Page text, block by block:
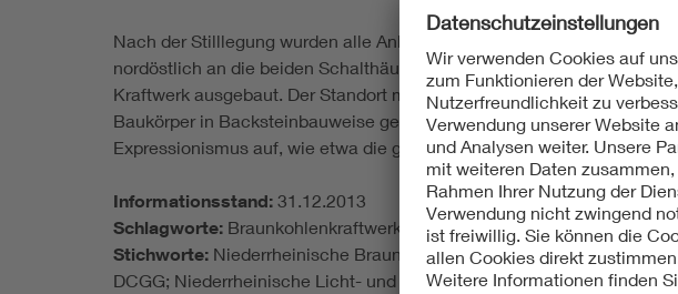
Nach der Stilllegung wurden alle Anlagenteile bis auf die beiden
nordöstlich an die beiden Schalthäuser anschließende 110 kV-
Kraftwerk ausgebaut. Der Standort mit den Bauten des alten
Baukörper in Backsteinbauweise gestalteten, bis heute erhaltenen
Expressionismus auf, wie etwa die gestuften Portalrahmungen, die
Informationsstand: 31.12.2013
Schlagworte: Braunkohlenkraftwerke; Stromerzeugung; Energie;
Stichworte: Niederrheinische Braunkohlen-Werke AG; NBW;
DCGG; Niederrheinische Licht- und Kraftwerke AG; NLK; Siemens &